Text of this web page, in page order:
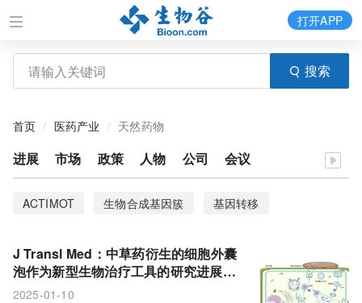
搜索
打开APP
首页 医药产业 天然药物
进展 市场 政策 人物 公司 会议
ACTIMOT 生物合成基因簇 基因转移
J Transl Med：中草药衍生的细胞外囊
泡作为新型生物治疗工具的研究进展与
未来展望
2025-01-10